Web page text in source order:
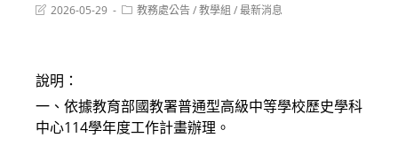
Post2026-05-29
Post教務處公告/教學組 /最新消息
說明：
一、依據教育部國教署普通型高級中等學校歷史學科
中心114學年度工作計畫辦理。